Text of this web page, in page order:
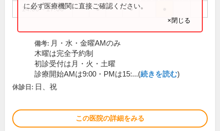
14:00～17:00 ● ●
に必ず医療機関に直接ご確認ください。
×閉じる
備考: 月・水・金曜AMのみ
木曜は完全予約制
初診受付は月・火・土曜
診療開始AMは9:00・PMは15:...(続きを読む)
休診日: 日、祝
この医院の詳細をみる